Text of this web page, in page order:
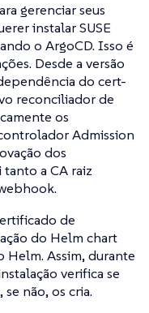
gerenciar seus
instalar SUSE
o ArgoCD. Isso é
Desde a versão
do cert-
reconciliador de
os
Admission
dos
a CA raiz
de
do Helm chart
Helm. Assim, durante
verifica se
não, os cria.